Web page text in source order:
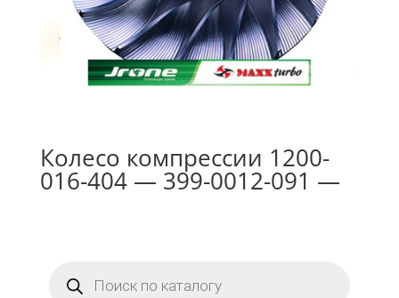
Колесо компрессии 1200-
016-404 — 399-0012-091 —
товаров